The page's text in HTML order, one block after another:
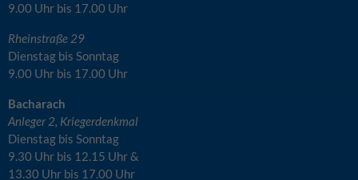
9.00 Uhr bis 17.00 Uhr
Rheinstraße 29
Dienstag bis Sonntag
9.00 Uhr bis 17.00 Uhr
Bacharach
Anleger 2, Kriegerdenkmal
Dienstag bis Sonntag
9.30 Uhr bis 12.15 Uhr &
13.30 Uhr bis 17.00 Uhr